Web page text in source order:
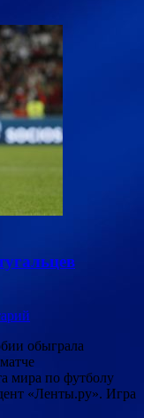
обыграла
мира по футболу
«Ленты.ру». Игра